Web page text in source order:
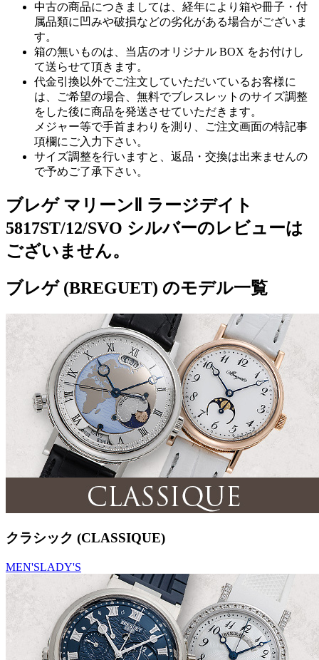
中古の商品につきましては、経年により箱や冊子・付
属品類に凹みや破損などの劣化がある場合がございま
す。
箱の無いものは、当店のオリジナル BOX をお付けし
て送らせて頂きます。
代金引換以外でご注文していただいているお客様に
は、ご希望の場合、無料でブレスレットのサイズ調整
をした後に商品を発送させていただきます。
メジャー等で手首まわりを測り、ご注文画面の特記事
項欄にご入力下さい。
サイズ調整を行いますと、返品・交換は出来ませんの
で予めご了承下さい。
ブレゲ マリーンⅡ ラージデイト
5817ST/12/SVO シルバーのレビューは
ございません。
ブレゲ (BREGUET) のモデル一覧
クラシック (CLASSIQUE)
MEN'SLADY'S